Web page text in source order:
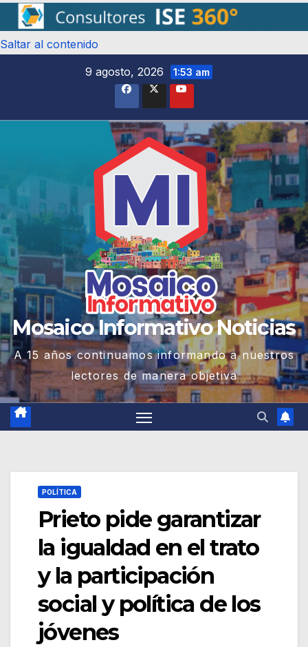
Saltar al contenido
9 agosto, 2026
1:53 am
Mosaico Informativo Noticias
A 15 años continuamos informando a nuestros
lectores de manera objetiva
POLÍTICA
Prieto pide garantizar
la igualdad en el trato
y la participación
social y política de los
jóvenes